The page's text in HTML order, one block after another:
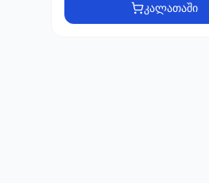
კალათაში